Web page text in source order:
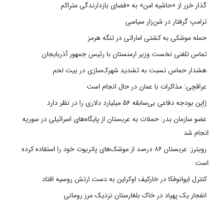
گذار خزر از «حاشیه امن» به «فضای بازدارندگی متراکم
ترامپ گرفتار در شن‌زار سیاسی
حمله موشکی به کشتی اماراتی در تنگه هرمز
تماس تلفنی نخست وزیر ارمنستان با رئیس جمهور آذربایجان
هشدار حماس نسبت به تشدید شهرک‌سازی در بیت‌ لحم
عراقچی: مذاکرات با عمان در حال انجام است
ژاپن بودجه دفاعی بی‌سابقه ۵۶ میلیارد دلاری را در نظر دارد
عضو سازمان بدر: حملات به عربستان از پایگاه‌های اسرائیلی در سوریه
انجام شد
رویترز: عربستان ۸۶ درصد از موشک‌های پاتریوت خود را استفاده کرده
است
کنترل ایوانوفکا در خارکیف اوکراین به دست ارتش روسیه افتاد
انفجار یک پهپاد در خاک بلغارستان نزدیک مرز رومانی